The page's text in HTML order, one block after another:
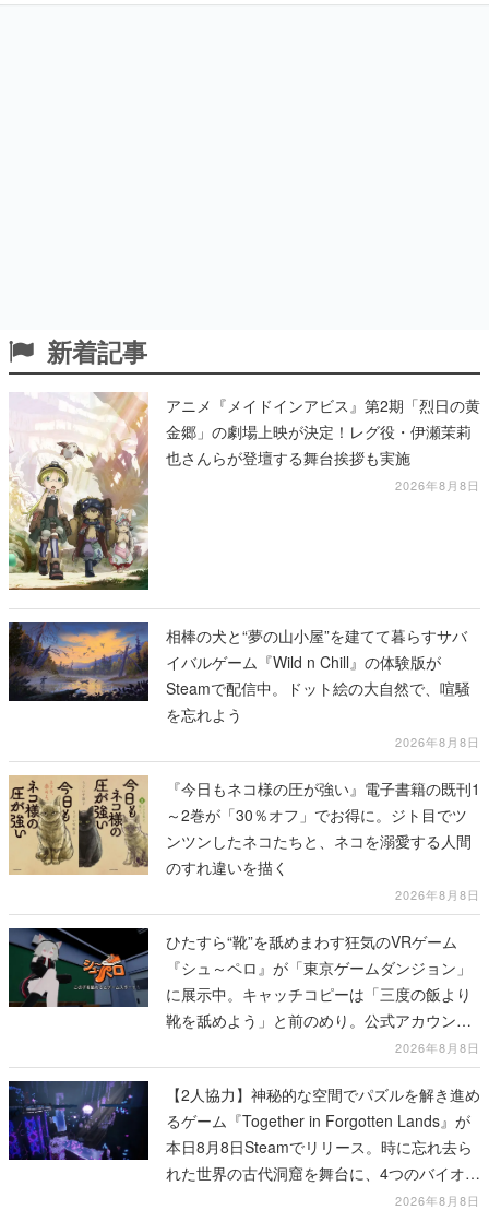
新着記事
アニメ『メイドインアビス』第2期「烈日の黄
金郷」の劇場上映が決定！レグ役・伊瀬茉莉
也さんらが登壇する舞台挨拶も実施
2026年8月8日
相棒の犬と“夢の山小屋”を建てて暮らすサバ
イバルゲーム『Wild n Chill』の体験版が
Steamで配信中。ドット絵の大自然で、喧騒
を忘れよう
2026年8月8日
『今日もネコ様の圧が強い』電子書籍の既刊1
～2巻が「30％オフ」でお得に。ジト目でツ
ンツンしたネコたちと、ネコを溺愛する人間
のすれ違いを描く
2026年8月8日
ひたすら“靴”を舐めまわす狂気のVRゲーム
『シュ～ペロ』が「東京ゲームダンジョン」
に展示中。キャッチコピーは「三度の飯より
靴を舐めよう」と前のめり。公式アカウント
も開設され、2026年リリースに向けて開発中
2026年8月8日
【2人協力】神秘的な空間でパズルを解き進め
るゲーム『Together in Forgotten Lands』が
本日8月8日Steamでリリース。時に忘れ去ら
れた世界の古代洞窟を舞台に、4つのバイオー
2026年8月8日